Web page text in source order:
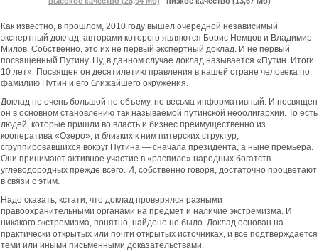
Как известно, в прошлом, 2010 году вышел очередной независимый
экспертный доклад, авторами которого являются Борис Немцов и Владимир
Милов. Собственно, это их не первый экспертный доклад. И не первый
посвященный Путину. Ну, в данном случае доклад называется «Путин. Итоги.
10 лет». Посвящен он десятилетию правления в нашей стране человека по
фамилию Путин и его ближайшего окружения.
Доклад не очень большой по объему, но весьма информативный. И посвящен
он в основном становлению так называемой путинской неоолигархии. То есть
людей, которые пришли во власть и бизнес преимущественно из
кооператива «Озеро», и близких к ним питерских структур,
сгруппировавшихся вокруг Путина — сначала президента, а ныне премьера.
Они принимают активное участие в «распиле» народных богатств —
углеводородных прежде всего. И, собственно говоря, достаточно процветают
в связи с этим.
Надо сказать, кстати, что доклад проверялся разными
правоохранительными органами на предмет и наличие экстремизма. И
никакого экстремизма, понятно, найдено не было. Доклад основан на
практически открытых или почти открытых источниках, и все подтверждается
теми или иными письменными доказательствами.